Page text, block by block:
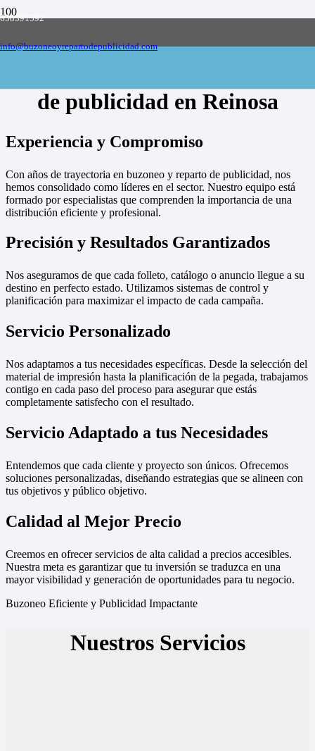
658591592
info@buzoneoyrepartodepublicidad.com
Empresa de buzoneo y reparto de publicidad
de publicidad en Reinosa
Experiencia y Compromiso
Con años de trayectoria en buzoneo y reparto de publicidad, nos
hemos consolidado como líderes en el sector. Nuestro equipo está
formado por especialistas que comprenden la importancia de una
distribución eficiente y profesional.
Precisión y Resultados Garantizados
Nos aseguramos de que cada folleto, catálogo o anuncio llegue a su
destino en perfecto estado. Utilizamos sistemas de control y
planificación para maximizar el impacto de cada campaña.
Servicio Personalizado
Nos adaptamos a tus necesidades específicas. Desde la selección del
material de impresión hasta la planificación de la pegada, trabajamos
contigo en cada paso del proceso para asegurar que estás
completamente satisfecho con el resultado.
Servicio Adaptado a tus Necesidades
Entendemos que cada cliente y proyecto son únicos. Ofrecemos
soluciones personalizadas, diseñando estrategias que se alineen con
tus objetivos y público objetivo.
Calidad al Mejor Precio
Creemos en ofrecer servicios de alta calidad a precios accesibles.
Nuestra meta es garantizar que tu inversión se traduzca en una
mayor visibilidad y generación de oportunidades para tu negocio.
Buzoneo Eficiente y Publicidad Impactante
Nuestros Servicios